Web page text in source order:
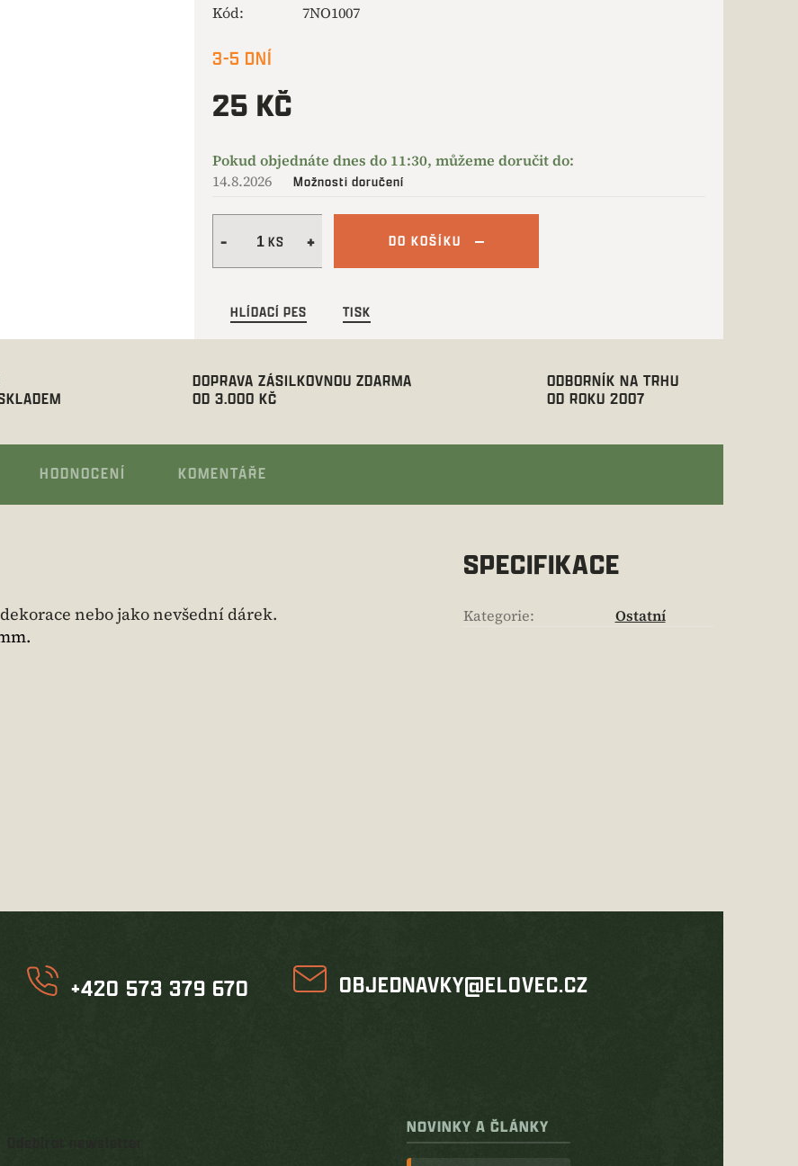
Kód:
7NO1007
3-5 DNÍ
25 KČ
cena:
14.8.2026 Možnosti doručení
DO KOŠÍKU
HLÍDACÍ PES TISK
DOPRAVA ZÁSILKOVNOU ZDARMA
OD 3.000 KČ
ODBORNÍK NA TRHU
OD ROKU 2007
HODNOCENÍ KOMENTÁŘE
nebo jako nevšední dárek.
SPECIFIKACE
Kategorie: Ostatní
+420 573 379 670 OBJEDNAVKY@ELOVEC.CZ
NOVINKY A ČLÁNKY